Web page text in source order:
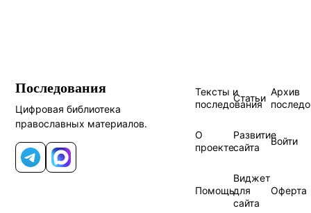
Последования
Цифровая библиотека
православных материалов.
Telegram
MAX
Тексты и
последования
Статьи
Архив
О
проекте
Развитие
сайта
Войти
Помощь
Виджет
для
сайта
Оферта